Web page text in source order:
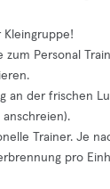
Kleingruppe!
zum Personal
an der frischen
Trainer. Je
pro